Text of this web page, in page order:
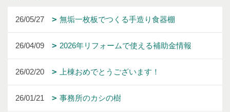
26/05/27 無垢一枚板でつくる手造り食器棚
26/04/09 2026年リフォームで使える補助金情報
26/02/20 上棟おめでとうございます！
26/01/21 事務所のカシの樹